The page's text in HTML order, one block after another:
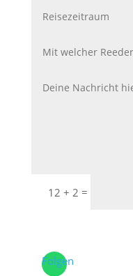
12 + 2 =
Folgen